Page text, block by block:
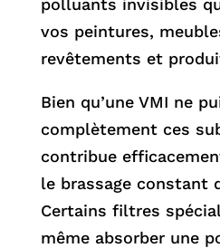
polluants invisibles
vos peintures,
revêtements et
Bien qu’une VMI ne
complètement ces
contribue
le brassage constant
Certains filtres
même absorber une